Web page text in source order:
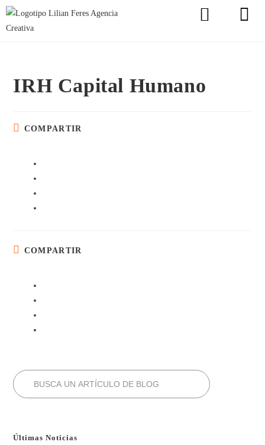
IRH Capital Humano
COMPARTIR
COMPARTIR
Últimas Noticias